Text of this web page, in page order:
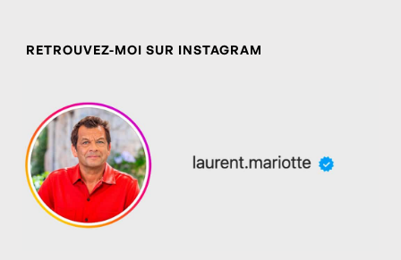
RETROUVEZ-MOI SUR INSTAGRAM